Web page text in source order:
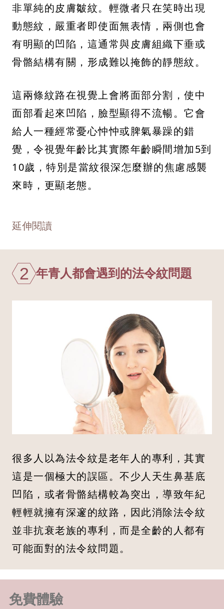
非單純的皮膚皺紋。輕微者只在笑時出現
動態紋，嚴重者即使面無表情，兩側也會
有明顯的凹陷，這通常與皮膚組織下垂或
骨骼結構有關，形成難以掩飾的靜態紋。
這兩條紋路在視覺上會將面部分割，使中
面部看起來凹陷，臉型顯得不流暢。它會
給人一種經常憂心忡忡或脾氣暴躁的錯
覺，令視覺年齡比其實際年齡瞬間增加5到
10歲，特別是當紋很深怎麼辦的焦慮感襲
來時，更顯老態。
延伸閱讀
2 年青人都會遇到的法令紋問題
很多人以為法令紋是老年人的專利，其實
這是一個極大的誤區。不少人天生鼻基底
凹陷，或者骨骼結構較為突出，導致年紀
輕輕就擁有深邃的紋路，因此消除法令紋
並非抗衰老族的專利，而是全齡的人都有
可能面對的法令紋問題。
免費體驗